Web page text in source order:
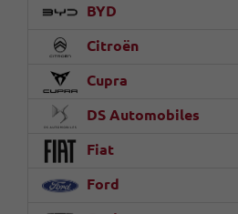
BYD
Citroën
Cupra
DS Automobiles
Fiat
Ford